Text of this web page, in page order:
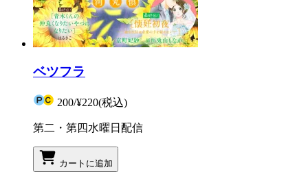
ベツフラ
200/¥220(税込)
第二・第四水曜日配信
カートに追加